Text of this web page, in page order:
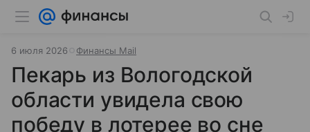
6 июля 2026 Финансы Mail
Пекарь из Вологодской
области увидела свою
победу в лотерее во сне